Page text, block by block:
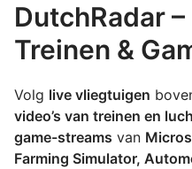
DutchRadar
Treinen &
Volg live vliegtuigen
video’s van treinen en
game-streams van
Farming Simulator,